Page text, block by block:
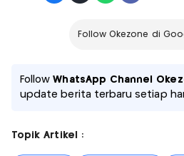
Follow Okezone di
FollowWhatsApp Channel
update berita terbaru setiap
Topik Artikel :